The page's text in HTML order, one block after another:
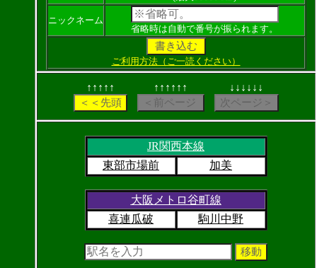
ニックネーム
省略時は自動で番号が振られます。
ご利用方法（ご一読ください）
↑↑↑↑↑ ↑↑↑↑↑↑ ↓↓↓↓↓↓
JR関西本線
東部市場前
加美
大阪メトロ谷町線
喜連瓜破
駒川中野